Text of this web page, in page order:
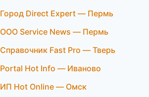
Город Direct Expert — Пермь
ООО Service News — Пермь
Справочник Fast Pro — Тверь
Portal Hot Info — Иваново
ИП Hot Online — Омск